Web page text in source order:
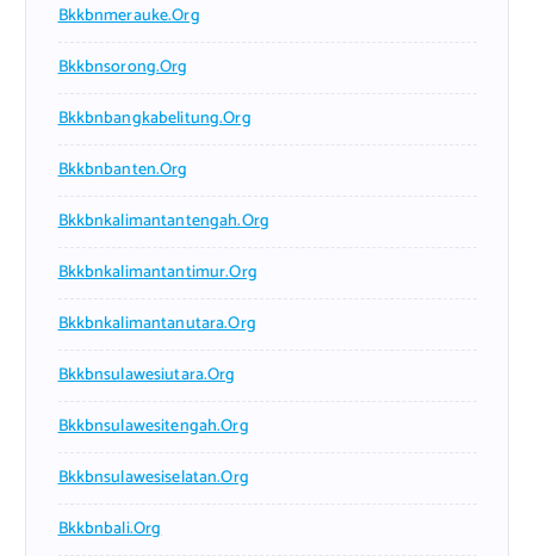
Bkkbnmerauke.org
Bkkbnsorong.org
Bkkbnbangkabelitung.org
Bkkbnbanten.org
Bkkbnkalimantantengah.org
Bkkbnkalimantantimur.org
Bkkbnkalimantanutara.org
Bkkbnsulawesiutara.org
Bkkbnsulawesitengah.org
Bkkbnsulawesiselatan.org
Bkkbnbali.org